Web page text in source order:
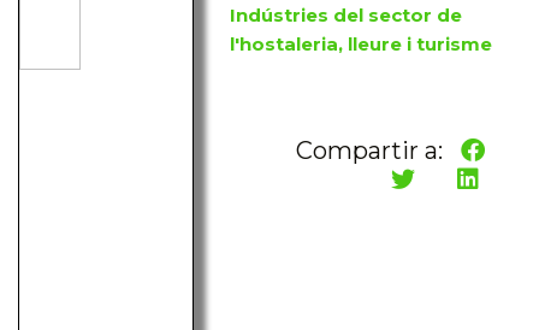
Indústries del sector de
l'hostaleria, lleure i turisme
Compartir a: